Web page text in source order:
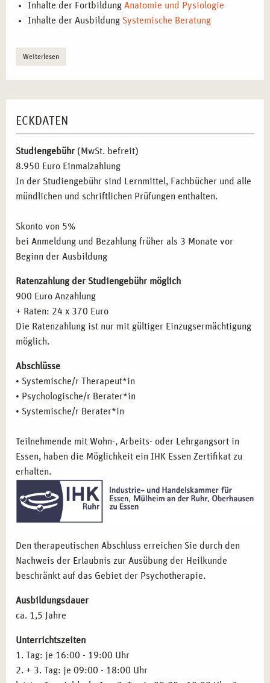
Die Ausbildung orientiert sich an aktuellen Standards und
verbindet tiefgehendes Fachwissen mit hoher
zirkulären Fragetechniken,
Methodenvielfalt in der Therapie:
über Visualisierung bis zu kreativen Ansätzen in
Gruppenprozessen.
Praxisreflexion und Supervision:Fallbesprechungen,
Ausbildungsalltag.
Verzahnung mit heilkundlichem Basiswissen:
Vorbereitung auf den Heilpraktiker für Psychotherapie
WELCHE ZIELGRUPPEN PROFITIEREN VON DER
AUSBILDUNG ZUR SYSTEMISCHEN THERAPIE
IN FRANKFURT?
Die Weiterbildung richtet sich an Menschen, die
psychosoziale Verantwortung übernehmen wollen:
Berufstätige im sozialen und therapeutischen Bereich,
die ihre methodische Vielfalt erweitern wollen.
Denkweisen in ihre Arbeit integrieren möchten.
Angehende Heilpraktiker für Psychotherapie,die
fundiertes systemisches Wissen aufbauen wollen.
Quereinsteiger mit psychologischem Interesse,die in
die Beratung oder Therapie einsteigen möchten.
Teamleitungen und HR-Verantwortliche,
nutzen wollen.
SYSTEMISCHE THERAPIE IN FRANKFURT
psychosozialen Kontext:
Inhalte der Fortbildung Anatomie und Pysiologie
Inhalte der Ausbildung Systemische Beratung
Weiterlesen
ECKDATEN
Studiengebühr (MwSt. befreit)
8.950 Euro Einmalzahlung
In der Studiengebühr sind Lernmittel, Fachbücher und alle
mündlichen und schriftlichen Prüfungen enthalten.
Skonto von 5%
bei Anmeldung und Bezahlung früher als 3 Monate vor
Beginn der Ausbildung
Ratenzahlung der Studiengebühr möglich
900 Euro Anzahlung
+ Raten: 24 x 370 Euro
Die Ratenzahlung ist nur mit gültiger Einzugsermächtigung
möglich.
Abschlüsse
• Systemische/r Therapeut*in
• Psychologische/r Berater*in
• Systemische/r Berater*in
Teilnehmende mit Wohn-, Arbeits- oder Lehrgangsort in
Essen, haben die Möglichkeit ein IHK Essen Zertifikat zu
erhalten.
Den therapeutischen Abschluss erreichen Sie durch den
Nachweis der Erlaubnis zur Ausübung der Heilkunde
beschränkt auf das Gebiet der Psychotherapie.
Ausbildungsdauer
ca. 1,5 Jahre
Unterrichtszeiten
1. Tag: je 16:00 - 19:00 Uhr
2. + 3. Tag: je 09:00 - 18:00 Uhr